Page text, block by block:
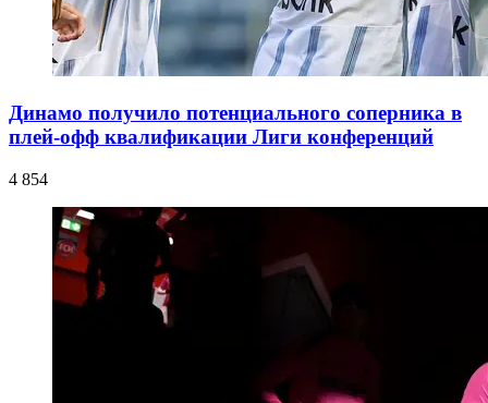
Динамо получило потенциального соперника в
плей-офф квалификации Лиги конференций
4 854